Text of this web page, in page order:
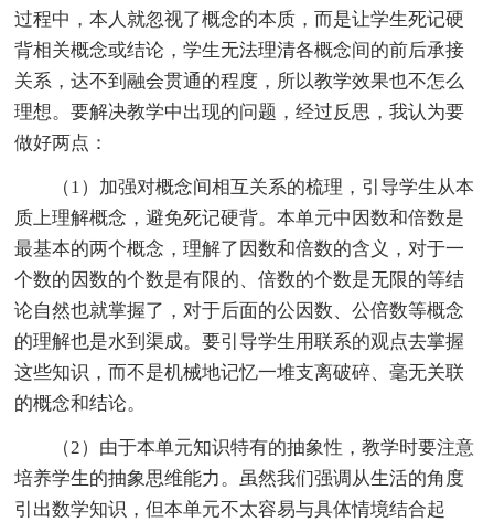
过程中，本人就忽视了概念的本质，而是让学生死记硬
背相关概念或结论，学生无法理清各概念间的前后承接
关系，达不到融会贯通的程度，所以教学效果也不怎么
理想。要解决教学中出现的问题，经过反思，我认为要
做好两点：
（1）加强对概念间相互关系的梳理，引导学生从本
质上理解概念，避免死记硬背。本单元中因数和倍数是
最基本的两个概念，理解了因数和倍数的含义，对于一
个数的因数的个数是有限的、倍数的个数是无限的等结
论自然也就掌握了，对于后面的公因数、公倍数等概念
的理解也是水到渠成。要引导学生用联系的观点去掌握
这些知识，而不是机械地记忆一堆支离破碎、毫无关联
的概念和结论。
（2）由于本单元知识特有的抽象性，教学时要注意
培养学生的抽象思维能力。虽然我们强调从生活的角度
引出数学知识，但本单元不太容易与具体情境结合起